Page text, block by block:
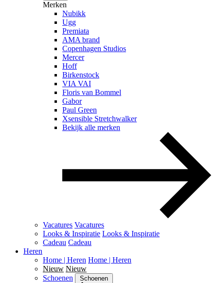
Merken
Nubikk
Ugg
Premiata
AMA brand
Copenhagen Studios
Mercer
Hoff
Birkenstock
VIA VAI
Floris van Bommel
Gabor
Paul Green
Xsensible Stretchwalker
Bekijk alle merken
Vacatures Vacatures
Looks & Inspiratie Looks & Inspiratie
Cadeau Cadeau
Heren
Home | Heren Home | Heren
Nieuw Nieuw
Schoenen
Schoenen